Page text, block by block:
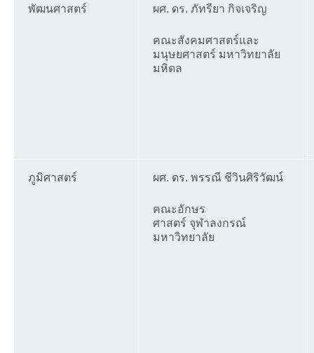
พัฒนศาสตร์ ผศ. ดร. ภัทรียา กิจเจริญ
คณะสังคมศาสตร์และ
มนุษยศาสตร์ มหาวิทยาลัย
มหิดล
ภูมิศาสตร์ ผศ. ดร. พรรณี ชีวินศิริวัฒน์
คณะอักษร
ศาสตร์ จุฬาลงกรณ์
มหาวิทยาลัย